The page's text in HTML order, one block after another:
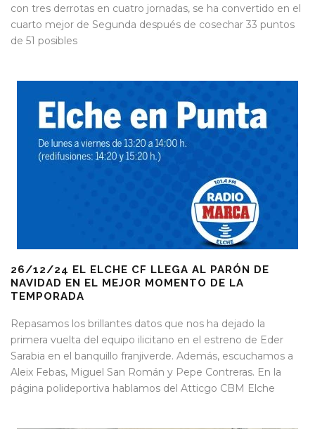
con tres derrotas en cuatro jornadas, se ha convertido en el
cuarto mejor de Segunda después de cosechar 33 puntos
de 51 posibles
26/12/24 EL ELCHE CF LLEGA AL PARÓN DE
NAVIDAD EN EL MEJOR MOMENTO DE LA
TEMPORADA
Repasamos los brillantes datos que nos ha dejado la
primera vuelta del equipo ilicitano en el estreno de Eder
Sarabia en el banquillo franjiverde. Además, escuchamos a
Aleix Febas, Miguel San Román y Pepe Contreras. En la
página polideportiva hablamos del Atticgo CBM Elche